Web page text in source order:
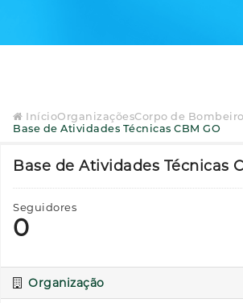
InícioOrganizaçõesCorpo de
Base de Atividades Técnicas CBM GO
Base de Atividades Técnicas
Seguidores
0
Organização